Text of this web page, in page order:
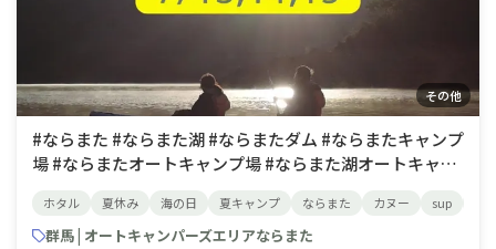
その他
#ならまた #ならまた湖 #ならまたダム #ならまたキャンプ
場 #ならまたオートキャンプ場 #ならまた湖オートキャン
み町 #みなかみ温泉 #camp #camper #camping
#camplife #campinglife #bonf
ホタル 夏休み 海の日 夏キャンプ ならまた カヌー sup
群馬 | オートキャンパーズエリアならまた